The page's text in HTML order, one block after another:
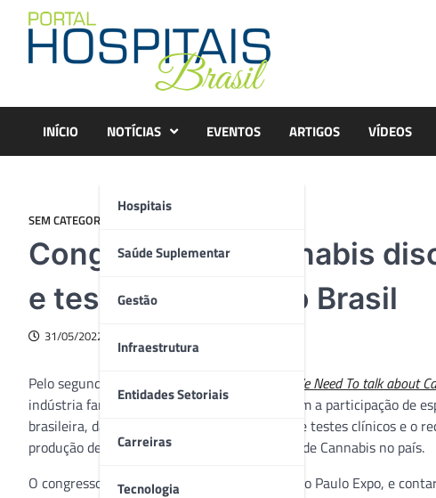
content
INÍCIO NOTÍCIAS
Hospitais
Saúde Suplementar
Gestão
Infraestrutura
Entidades Setoriais
Carreiras
Tecnologia
EVENTOS ARTIGOS VÍDEOS
SEM CATEGORIA
Congresso de Cannabis
e testes clínicos no Brasil
31/05/2022
Pelo segundo ano consecutivo, o congresso We Need To talk about
indústria farmacêutica da América Latina. Com a participação de
brasileira, dados de mercado, a importância de testes clínicos e o
produção de IFA (Insumo Farmacêutico Ativo) de Cannabis no país.
O congresso será dia 8 de junho, dentro do São Paulo Expo, e